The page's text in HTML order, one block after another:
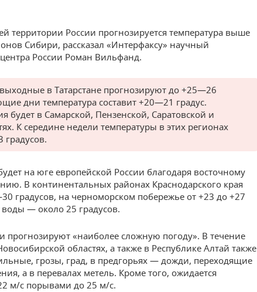
территории России прогнозируется температура выше
Сибири, рассказал «Интерфаксу» научный
России Роман Вильфанд.
в Татарстане прогнозируют до +25—26
дни температура составит +20—21 градус.
будет в Самарской, Пензенской, Саратовской и
К середине недели температуры в этих регионах
градусов.
на юге европейской России благодаря восточному
В континентальных районах Краснодарского края
градусов, на черноморском побережье от +23 до +27
воды — около 25 градусов.
прогнозируют «наиболее сложную погоду». В течение
областях, а также в Республике Алтай также
грозы, град, в предгорьях — дожди, переходящие
а в перевалах метель. Кроме того, ожидается
м/с порывами до 25 м/с.